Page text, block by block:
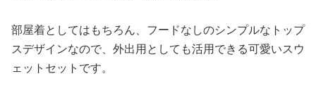
部屋着としてはもちろん、フードなしのシンプルなトップ
スデザインなので、外出用としても活用できる可愛いスウ
ェットセットです。